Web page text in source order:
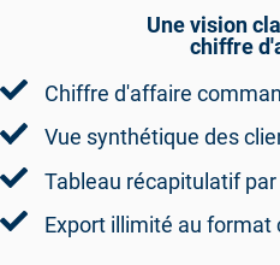
Une vision
chiffre
Chiffre d'affaire
Vue synthétique des
Tableau récapitulatif
Export illimité au format